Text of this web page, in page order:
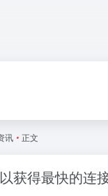
讯 • 正文
获得最快的连